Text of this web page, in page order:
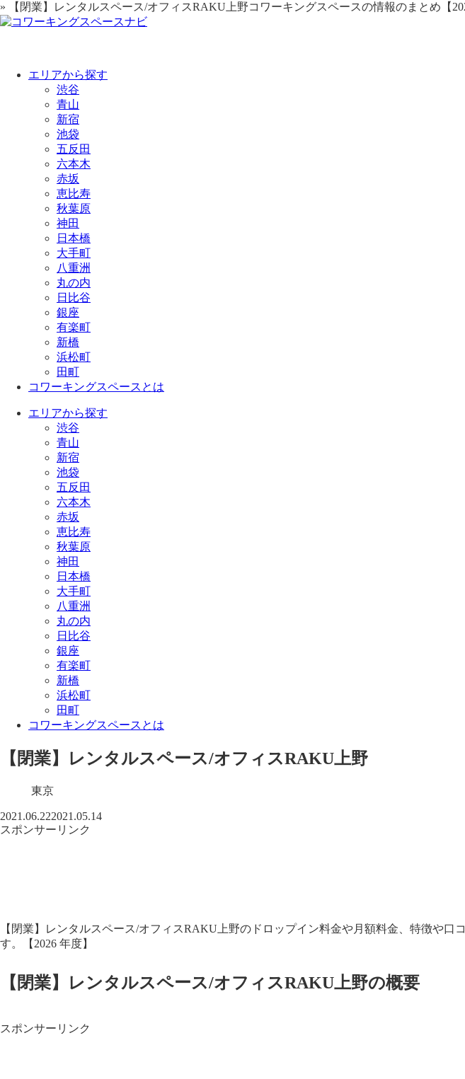
» 【閉業】レンタルスペース/オフィスRAKU上野コワーキングスペースの情報のまとめ【
エリアから探す
渋谷
青山
新宿
池袋
五反田
六本木
赤坂
恵比寿
秋葉原
神田
日本橋
大手町
八重洲
丸の内
日比谷
銀座
有楽町
新橋
浜松町
田町
コワーキングスペースとは
エリアから探す
渋谷
青山
新宿
池袋
五反田
六本木
赤坂
恵比寿
秋葉原
神田
日本橋
大手町
八重洲
丸の内
日比谷
銀座
有楽町
新橋
浜松町
田町
コワーキングスペースとは
【閉業】レンタルスペース/オフィスRAKU上野
東京
2021.06.222021.05.14
スポンサーリンク
【閉業】レンタルスペース/オフィスRAKU上野のドロップイン料金や月額料金、特徴や口
す。【2026 年度】
【閉業】レンタルスペース/オフィスRAKU上野の概要
スポンサーリンク